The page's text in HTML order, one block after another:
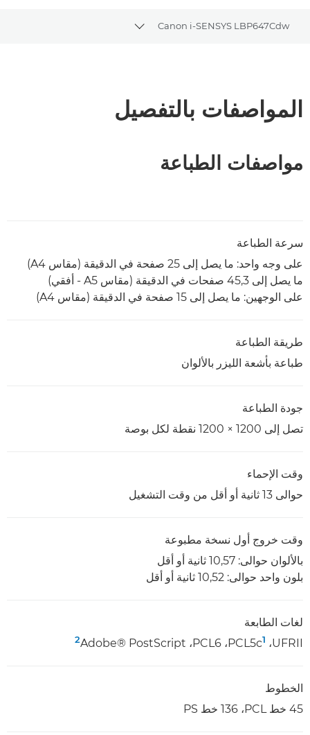
Canon i-SENSYS LBP647Cdw
Toggle breadcrumbs
المواصفات بالتفصيل
مواصفات الطباعة
سرعة الطباعة
على وجه واحد: ما يصل إلى 25 صفحة في الدقيقة (مقاس A4)
ما يصل إلى 45,3 صفحات في الدقيقة (مقاس A5 - أفقي)
على الوجهين: ما يصل إلى 15 صفحة في الدقيقة (مقاس A4)
طريقة الطباعة
طباعة بأشعة الليزر بالألوان
جودة الطباعة
تصل إلى 1200 × 1200 نقطة لكل بوصة
وقت الإحماء
حوالى 13 ثانية أو أقل من وقت التشغيل
وقت خروج أول نسخة مطبوعة
بالألوان حوالى: 10,57 ثانية أو أقل
بلون واحد حوالى: 10,52 ثانية أو أقل
لغات الطابعة
UFRII‏، PCL5c
1 ‏، PCL6‏، Adobe® PostScript‏ 2
الخطوط
45 خط PCL، ‏136 خط PS